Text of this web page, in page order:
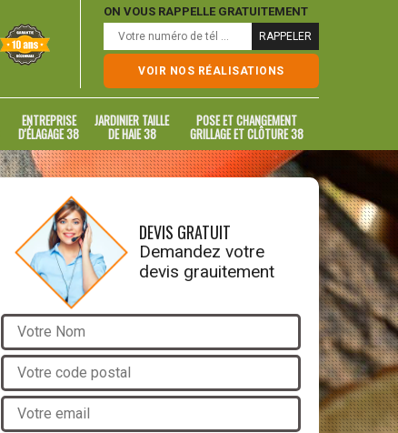
ON VOUS RAPPELLE GRATUITEMENT
VOIR NOS RÉALISATIONS
ENTREPRISE
D'ÉLAGAGE 38
JARDINIER TAILLE
DE HAIE 38
POSE ET CHANGEMENT
GRILLAGE ET CLÔTURE 38
DEVIS GRATUIT
Demandez votre
devis grauitement